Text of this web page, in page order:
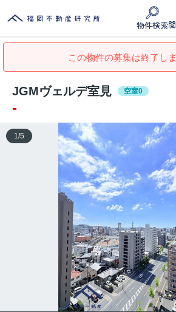
物件検索
この物件の募集は終了しま
JGMヴェルデ室見 空室0
-
1 /5